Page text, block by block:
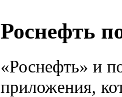
Роснефть
«Роснефть» и
приложения,